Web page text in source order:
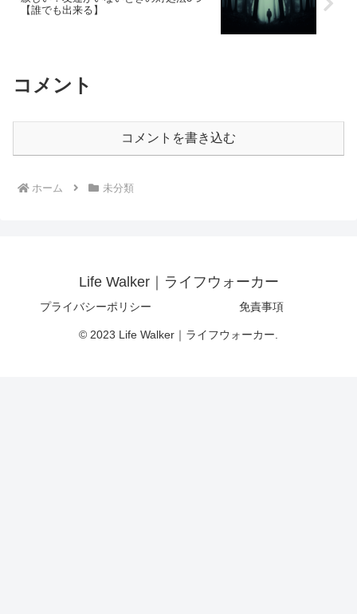
【誰でも出来る】
コメント
コメントを書き込む
ホーム 未分類
Life Walker｜ライフウォーカー
プライバシーポリシー 免責事項
© 2023 Life Walker｜ライフウォーカー.